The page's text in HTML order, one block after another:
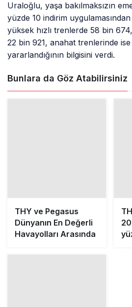
Uraloğlu, yaşa bakılmaksızın
yüzde 10 indirim
yüksek hızlı trenlerde 58 bin
22 bin 921, anahat trenlerinde
yararlandığının bilgisini verdi.
Bunlara da Göz Atabilirsiniz